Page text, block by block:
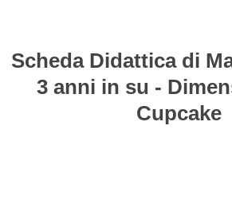
Scheda Didattica di
3 anni in su -
Cupcake